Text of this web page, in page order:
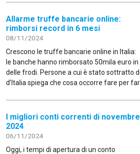
Allarme truffe bancarie online:
rimborsi record in 6 mesi
08/11/2024
Crescono le truffe bancarie online in Italia:
le banche hanno rimborsato 50mila euro
delle frodi. Persone a cui è stato sottratto
d’Italia spiega che cosa occorre fare per
I migliori conti correnti di novembre
2024
06/11/2024
Oggi, i tempi di apertura di un conto